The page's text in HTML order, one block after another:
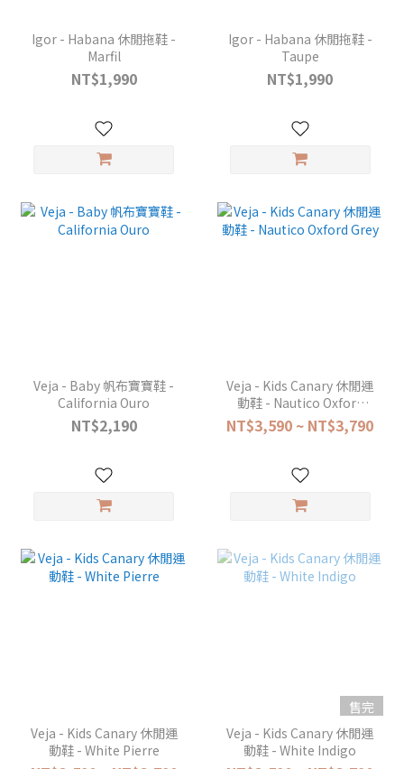
Igor - Habana 休閒拖鞋 -
Marfil
NT$1,990
Igor - Habana 休閒拖鞋 -
Taupe
NT$1,990
Veja - Baby 帆布寶寶鞋 -
California Ouro
NT$2,190
Veja - Kids Canary 休閒運
動鞋 - Nautico Oxford
Grey
NT$3,590 ~ NT$3,790
Veja - Kids Canary 休閒運
動鞋 - White Pierre
售完
Veja - Kids Canary 休閒運
動鞋 - White Indigo